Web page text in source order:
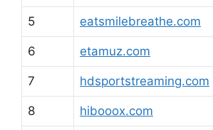
5 eatsmilebreathe.com
6 etamuz.com
7 hdsportstreaming.com
8 hibooox.com